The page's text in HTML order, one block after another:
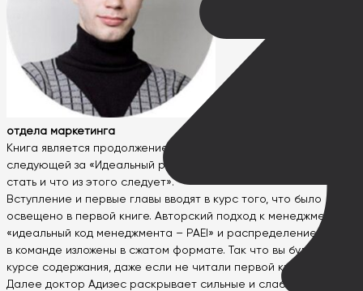
отдела маркетинга
Книга является продолжением цикла и второй по счету,
следующей за «Идеальный руководитель. Почему им нельзя
стать и что из этого следует».
Вступление и первые главы вводят в курс того, что было
освещено в первой книге. Авторский подход к менеджменту,
«идеальный код менеджмента – PAEI» и распределение ролей
в команде изложены в сжатом формате. Так что вы будете в
курсе содержания, даже если не читали первой книги.
Далее доктор Адизес раскрывает сильные и слабые стороны